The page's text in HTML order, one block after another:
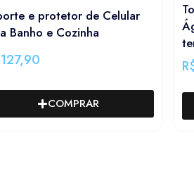
e protetor de Celular
Banho e Cozinha
127,90
COMPRAR